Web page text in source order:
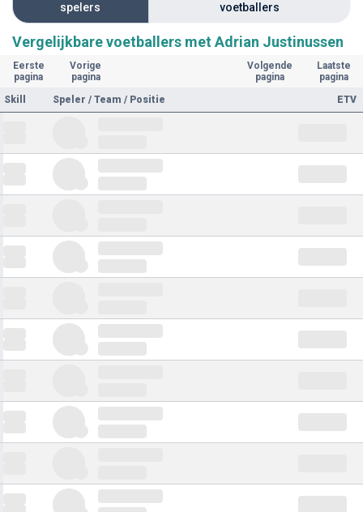
spelers
voetballers
Vergelijkbare voetballers met Adrian Justinussen
Eerste
pagina
Vorige
pagina
Volgende
pagina
Laatste
pagina
Skill
Speler / Team / Positie ETV